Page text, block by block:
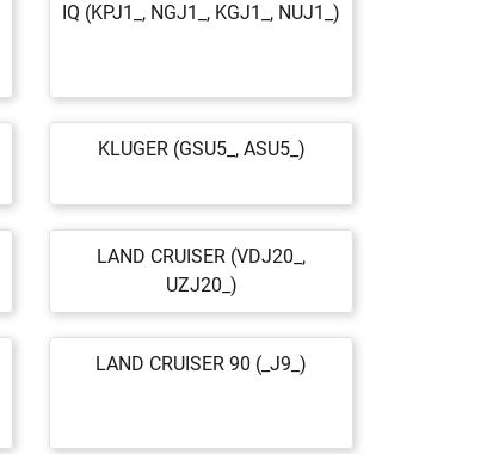
IQ (KPJ1_, NGJ1_, KGJ1_, NUJ1_)
KLUGER (GSU5_, ASU5_)
LAND CRUISER (VDJ20_,
UZJ20_)
LAND CRUISER 90 (_J9_)